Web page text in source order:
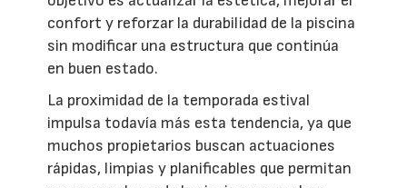
confort y reforzar la durabilidad de la piscina
sin modificar una estructura que continúa
en buen estado.
La proximidad de la temporada estival
impulsa todavía más esta tendencia, ya que
muchos propietarios buscan actuaciones
rápidas, limpias y planificables que permitan